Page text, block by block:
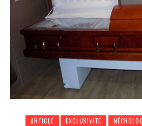
ARTICLE EXCLUSIVITÉ